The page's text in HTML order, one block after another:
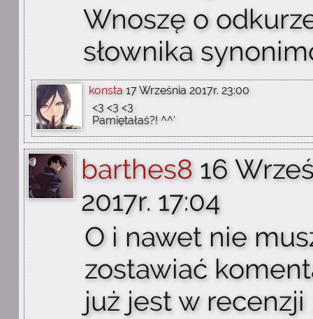
Wnoszę o
słownika
konsta 17 Września 2017r. 23:00
<3 <3 <3
Pamiętałaś?! ^^'
barthes8 16
2017r. 17:04
O i nawet nie
zostawiać
już jest w recenzji